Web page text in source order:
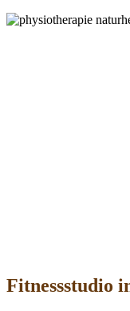
Fitnessstudio